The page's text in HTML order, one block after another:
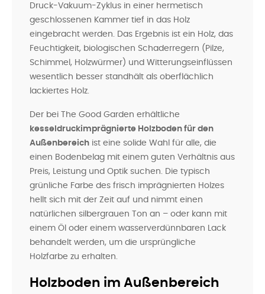
Druck-Vakuum-Zyklus in einer hermetisch
geschlossenen Kammer tief in das Holz
eingebracht werden. Das Ergebnis ist ein Holz, das
Feuchtigkeit, biologischen Schaderregern (Pilze,
Schimmel, Holzwürmer) und Witterungseinflüssen
wesentlich besser standhält als oberflächlich
lackiertes Holz.
Der bei The Good Garden erhältliche
kesseldruckimprägnierte Holzboden für den
Außenbereich ist eine solide Wahl für alle, die
einen Bodenbelag mit einem guten Verhältnis aus
Preis, Leistung und Optik suchen. Die typisch
grünliche Farbe des frisch imprägnierten Holzes
hellt sich mit der Zeit auf und nimmt einen
natürlichen silbergrauen Ton an – oder kann mit
einem Öl oder einem wasserverdünnbaren Lack
behandelt werden, um die ursprüngliche
Holzfarbe zu erhalten.
Holzboden im Außenbereich